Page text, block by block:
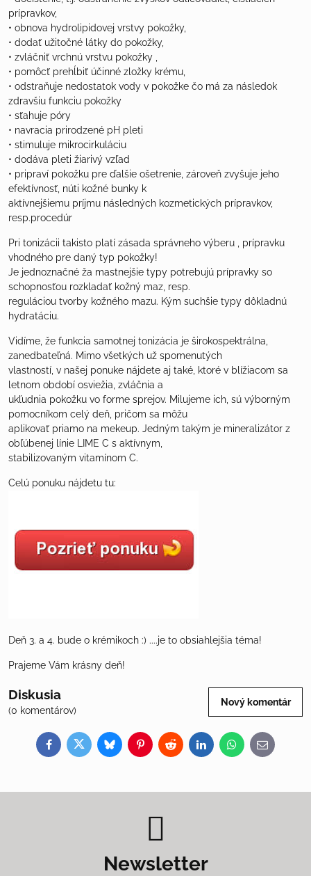
prípravkov,
• obnova hydrolipidovej vrstvy pokožky,
• dodať užitočné látky do pokožky,
• zvláčniť vrchnú vrstvu pokožky ,
• pomôcť prehĺbiť účinné zložky krému,
• odstraňuje nedostatok vody v pokožke čo má za následok
zdravšiu funkciu pokožky
• sťahuje póry
• navracia prirodzené pH pleti
• stimuluje mikrocirkuláciu
• dodáva pleti žiarivý vzľad
• pripraví pokožku pre ďalšie ošetrenie, zároveň zvyšuje jeho
efektívnosť, núti kožné bunky k
aktívnejšiemu príjmu následných kozmetických prípravkov,
resp.procedúr
Pri tonizácii takisto platí zásada správneho výberu , prípravku
vhodného pre daný typ pokožky!
Je jednoznačné ža mastnejšie typy potrebujú prípravky so
schopnosťou rozkladať kožný maz, resp.
reguláciou tvorby kožného mazu. Kým suchšie typy dôkladnú
hydratáciu.
Vidíme, že funkcia samotnej tonizácia je širokospektrálna,
zanedbateľná. Mimo všetkých už spomenutých
vlastností, v našej ponuke nájdete aj také, ktoré v blížiacom sa
letnom období osviežia, zvláčnia a
ukľudnia pokožku vo forme sprejov. Milujeme ich, sú výborným
pomocníkom celý deň, pričom sa môžu
aplikovať priamo na mekeup. Jedným takým je mineralizátor z
obľúbenej línie LIME C s aktívnym,
stabilizovaným vitamínom C.
Celú ponuku nájdetu tu:
Deň 3. a 4. bude o krémikoch :) ....je to obsiahlejšia téma!
Prajeme Vám krásny deň!
Diskusia
(0 komentárov)
Nový komentár
FacebookTwitterBlueskyPinterestRedditLinkedInWhatsApp
E-
mail
Newsletter